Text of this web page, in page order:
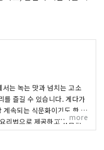
는 녹는 맛과 넘치는 고소
를 즐길 수 있습니다. 게다가
속되는 식문화이기도 한 강
리법으로 제공하고 있습니
more